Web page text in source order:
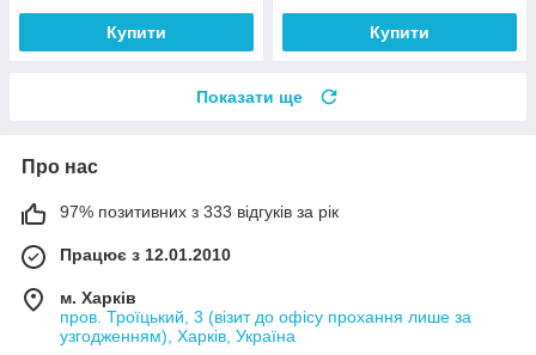
Купити Купити
Показати ще
Про нас
97% позитивних з 333 відгуків за рік
Працює з 12.01.2010
м. Харків
пров. Троїцький, 3 (візит до офісу прохання лише за
узгодженням), Харків, Україна